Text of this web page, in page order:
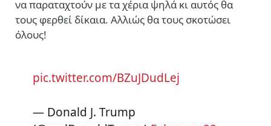
να παραταχτούν με τα χέρια ψηλά κι αυτός θα
τους φερθεί δίκαια. Αλλιώς θα τους σκοτώσει
όλους!
pic.twitter.com/BZuJDudLej
— Donald J. Trump